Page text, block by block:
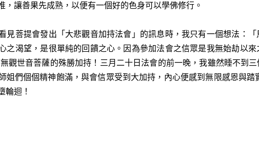
，讓善果先成熟，以便有一個好的色身可以學佛修行。
見菩提會發出「大悲觀音加持法會」的訊息時，我只有一個想法：
之渴望，是很單純的回饋之心。因為參加法會之信眾是我無始劫以
觀世音菩薩的殊勝加持！三月二十日法會的前一晚，我雖然睡不到
姐們個個精神飽滿，與會信眾受到大加持，內心便感到無限感恩與
輪迴！